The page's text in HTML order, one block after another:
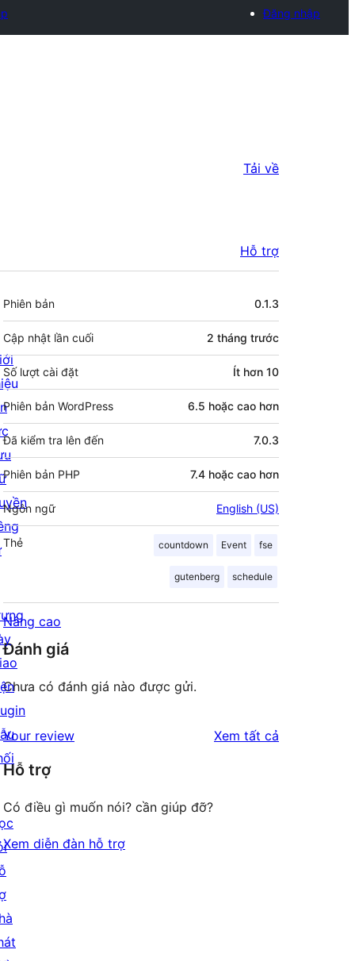
Đăng nhập
Tải về
Hỗ trợ
Meta
Phiên bản 0.1.3
Cập nhật lần cuối 2 tháng trước
Số lượt cài đặt Ít hơn 10
Phiên bản WordPress 6.5 hoặc cao hơn
Đã kiểm tra lên đến 7.0.3
Phiên bản PHP 7.4 hoặc cao hơn
Ngôn ngữ English (US)
Thẻ countdown Event fse
gutenberg schedule
Nâng cao
Đánh giá
Chưa có đánh giá nào được gửi.
Your review Xem tất cả
Hỗ trợ
Có điều gì muốn nói? cần giúp đỡ?
Xem diễn đàn hỗ trợ